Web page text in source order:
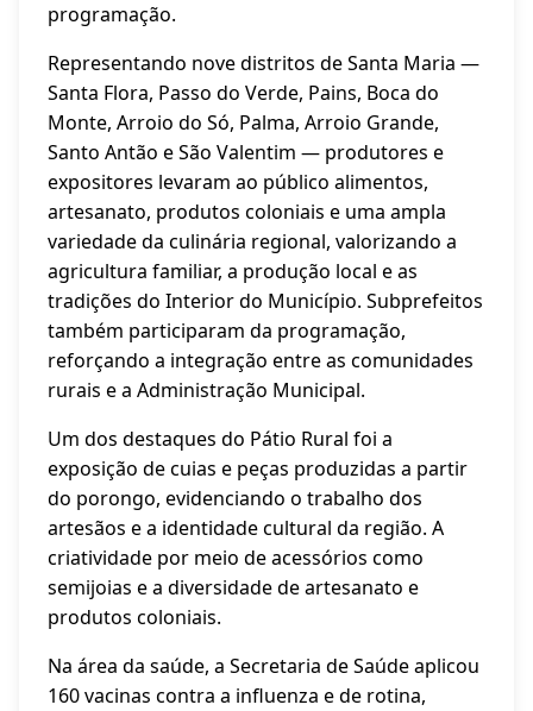
programação.
Representando nove distritos de Santa Maria —
Santa Flora, Passo do Verde, Pains, Boca do
Monte, Arroio do Só, Palma, Arroio Grande,
Santo Antão e São Valentim — produtores e
expositores levaram ao público alimentos,
artesanato, produtos coloniais e uma ampla
variedade da culinária regional, valorizando a
agricultura familiar, a produção local e as
tradições do Interior do Município. Subprefeitos
também participaram da programação,
reforçando a integração entre as comunidades
rurais e a Administração Municipal.
Um dos destaques do Pátio Rural foi a
exposição de cuias e peças produzidas a partir
do porongo, evidenciando o trabalho dos
artesãos e a identidade cultural da região. A
criatividade por meio de acessórios como
semijoias e a diversidade de artesanato e
produtos coloniais.
Na área da saúde, a Secretaria de Saúde aplicou
160 vacinas contra a influenza e de rotina,